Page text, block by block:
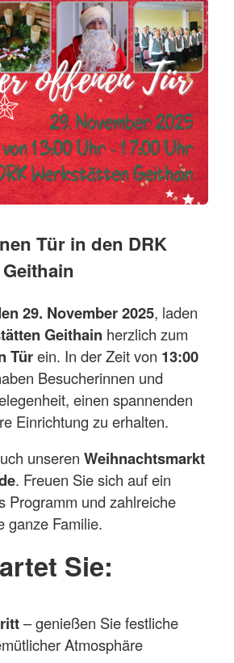
Tür in den DRK
29. November 2025, laden
Geithain herzlich zum
Türein. In der Zeit von 13:00
Besucherinnen und
einen spannenden
Einrichtung zu erhalten.
unseren Weihnachtsmarkt
. Freuen Sie sich auf ein
Programm und zahlreiche
ganze Familie.
Sie:
– genießen Sie festliche
Atmosphäre